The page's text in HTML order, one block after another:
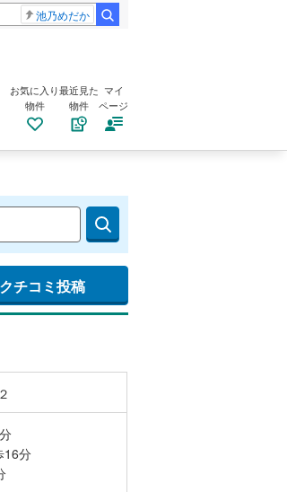
池乃めだか
お気に入り
物件
最近見た
物件
マイ
ページ
クチコミ投稿
分